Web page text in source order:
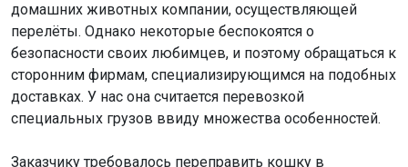
домашних животных компании, осуществляющей
перелёты. Однако некоторые беспокоятся о
безопасности своих любимцев, и поэтому обращаться к
сторонним фирмам, специализирующимся на подобных
доставках. У нас она считается перевозкой
специальных грузов ввиду множества особенностей.
Заказчику требовалось переправить кошку в